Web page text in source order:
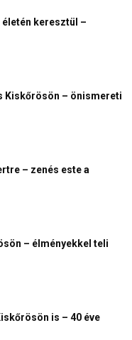
keresztül –
Kiskőrösön – önismereti
– zenés este a
– élményekkel teli
is – 40 éve